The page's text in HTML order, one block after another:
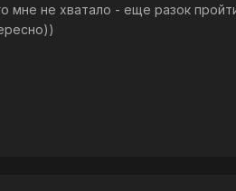
мне не хватало - еще разок